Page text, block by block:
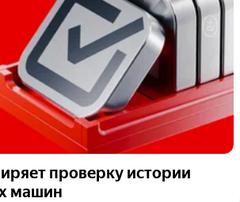
проверку истории
машин